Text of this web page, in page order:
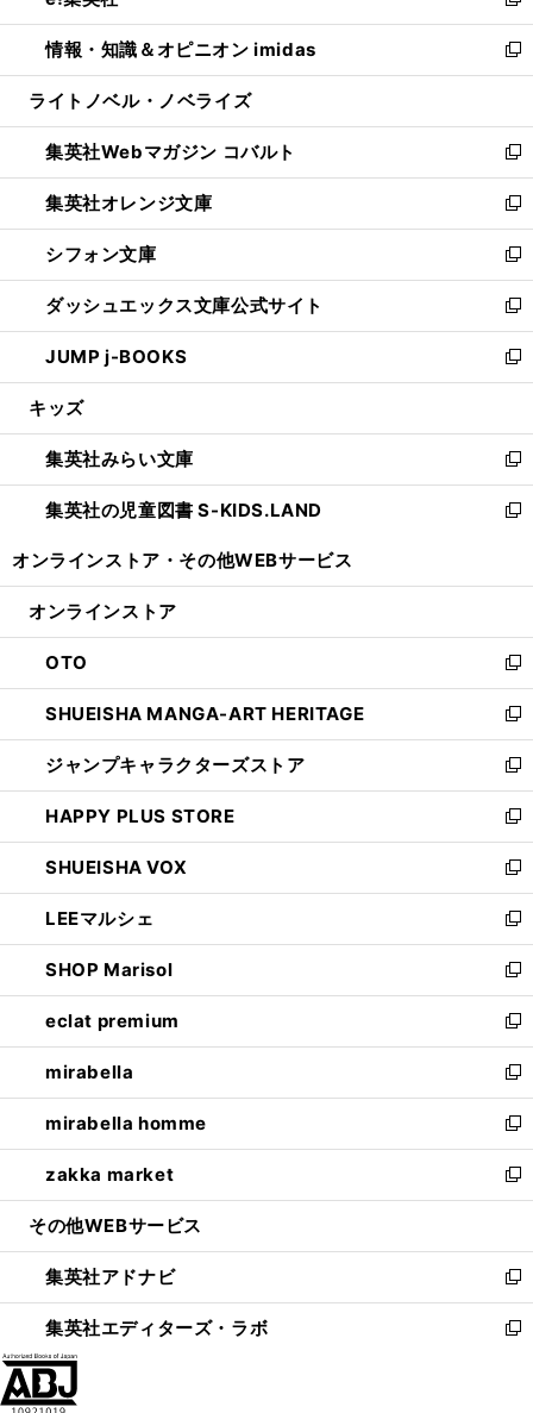
開
く
ウ
で
開
ン
ド
ウ
開
く
ウ
ィ
ン
ウ
で
開
く
し
い
ウ
ン
ド
ウ
で
開
く
情報・知識＆オピニオン imidas
新
し
ウ
ィ
ン
ド
ウ
で
開
く
ライトノベル・ノベライズ
集英社Webマガジン コバルト
新
し
い
ウ
ィ
ン
ド
ウ
で
開
集英社オレンジ文庫
新
し
い
ウ
ィ
ン
ド
ウ
開
く
シフォン文庫
新
し
い
ウ
ィ
ン
ウ
で
開
く
ダッシュエックス文庫公式サイト
新
し
い
ウ
ン
ド
ウ
で
JUMP j-BOOKS
新
し
ウ
ィ
ン
ド
開
キッズ
集英社みらい文庫
新
し
い
ン
ウ
で
開
く
集英社の児童図書 S-KIDS.LAND
新
ウ
ン
ド
ウ
で
開
く
オンラインストア・ その他WEBサービス
オンラインストア
OTO
新
し
い
ウ
ィ
ン
ド
ウ
で
開
く
SHUEISHA MANGA-ART HERITAGE
新
し
い
ウ
ィ
ン
ド
ウ
で
開
く
ジャンプキャラクターズストア
新
し
い
ウ
ィ
ン
ド
ウ
で
開
く
HAPPY PLUS STORE
新
し
い
ウ
ィ
ン
ド
ウ
で
開
く
SHUEISHA VOX
新
し
い
ウ
ィ
ン
ド
ウ
で
開
く
LEEマルシェ
新
し
い
ウ
ィ
ン
ド
ウ
で
開
く
SHOP Marisol
新
し
い
ウ
ィ
ン
ド
ウ
で
開
eclat premium
新
し
い
ウ
ィ
ン
ド
ウ
開
く
mirabella
新
し
い
ウ
ィ
ン
ウ
で
開
く
mirabella homme
新
し
い
ウ
ン
ド
ウ
で
zakka market
新
し
ウ
ィ
ン
ド
その他WEBサービス
集英社アドナビ
新
し
い
集英社エディターズ・ラボ
新